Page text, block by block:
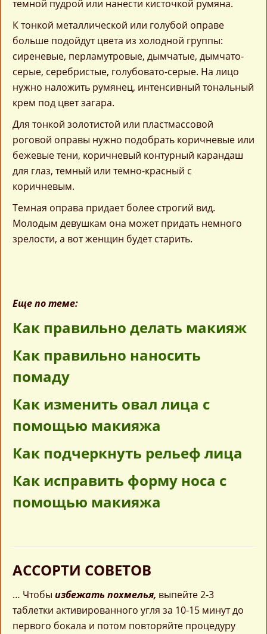
темной пудрой или нанести кисточкой румяна.
К тонкой металлической или голубой оправе
больше подойдут цвета из холодной группы:
сиреневые, перламутровые, дымчатые, дымчато-
серые, серебристые, голубовато-серые. На лицо
нужно наложить румянец, интенсивный тональный
крем под цвет загара.
Для тонкой золотистой или пластмассовой
роговой оправы нужно подобрать коричневые или
бежевые тени, коричневый контурный карандаш
для глаз, темный или темно-красный с
коричневым.
Темная оправа придает более строгий вид.
Молодым девушкам она может придать немного
зрелости, а вот женщин будет старить.
Еще по теме:
Как правильно делать макияж
Как правильно наносить
помаду
Как изменить овал лица с
помощью макияжа
Как подчеркнуть рельеф лица
Как исправить форму носа с
помощью макияжа
АССОРТИ СОВЕТОВ
… Чтобы избежать похмелья, выпейте 2-3
таблетки активированного угля за 10-15 минут до
первого бокала и потом повторяйте процедуру